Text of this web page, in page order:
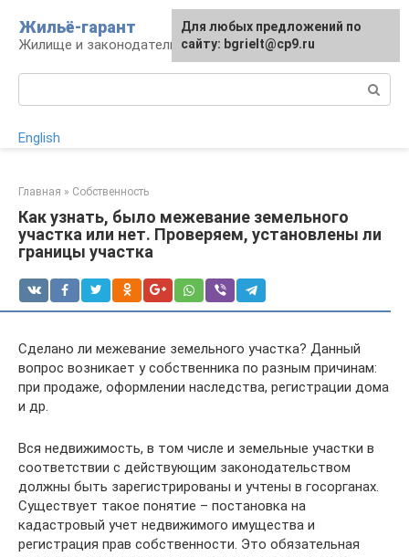
контенту
Жильё-гарант
Жилище и законодательство РФ
English
Главная » Собственность
Как узнать, было межевание земельного
участка или нет. Проверяем, установлены ли
границы участка
Сделано ли межевание земельного участка? Данный
вопрос возникает у собственника по разным причинам:
при продаже, оформлении наследства, регистрации дома
и др.
Вся недвижимость, в том числе и земельные участки в
соответствии с действующим законодательством
должны быть зарегистрированы и учтены в госорганах.
Существует такое понятие – постановка на
кадастровый учет недвижимого имущества и
регистрация прав собственности. Это обязательная
Для любых предложений по
сайту: bgrielt@cp9.ru